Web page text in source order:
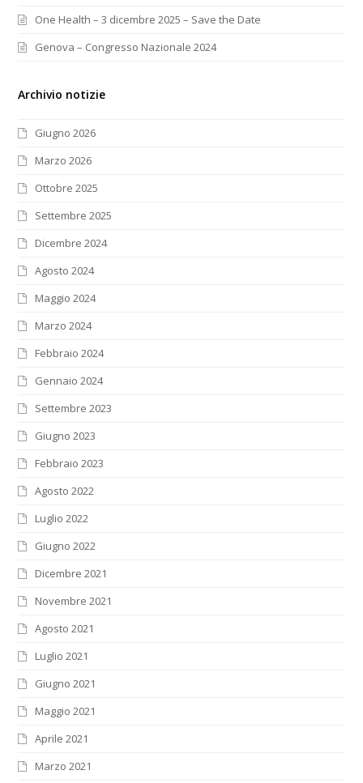
One Health – 3 dicembre 2025 – Save the Date
Genova – Congresso Nazionale 2024
Archivio notizie
Giugno 2026
Marzo 2026
Ottobre 2025
Settembre 2025
Dicembre 2024
Agosto 2024
Maggio 2024
Marzo 2024
Febbraio 2024
Gennaio 2024
Settembre 2023
Giugno 2023
Febbraio 2023
Agosto 2022
Luglio 2022
Giugno 2022
Dicembre 2021
Novembre 2021
Agosto 2021
Luglio 2021
Giugno 2021
Maggio 2021
Aprile 2021
Marzo 2021